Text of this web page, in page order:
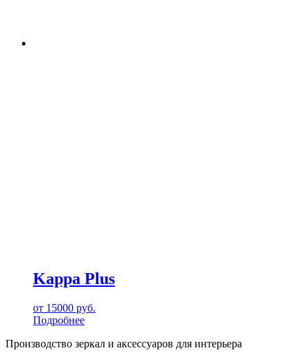
Kappa Plus
от 15000 руб.
Подробнее
Производство зеркал и аксессуаров для интерьера